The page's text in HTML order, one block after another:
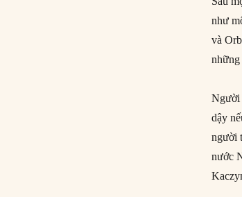
như
và
những
Người
dậy
người
nước